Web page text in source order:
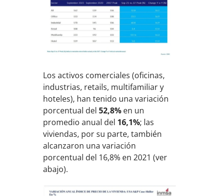
Los activos comerciales (oficinas,
industrias, retails, multifamiliar y
hoteles), han tenido una variación
porcentual del52,8% en un
promedio anual del 16,1%; las
viviendas, por su parte, también
alcanzaron una variación
porcentual del 16,8% en 2021 (ver
abajo).